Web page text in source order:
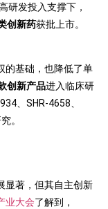
研发投入支撑下，
创新药获批上市。
的基础，也降低了单
创新产品进入临床研
、SHR-4658、
。
显著，但其自主创新
业大会了解到，